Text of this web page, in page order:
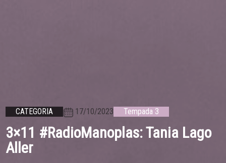
CATEGORIA 17/10/2023 Tempada 3
3×11 #RadioManoplas: Tania Lago
Aller